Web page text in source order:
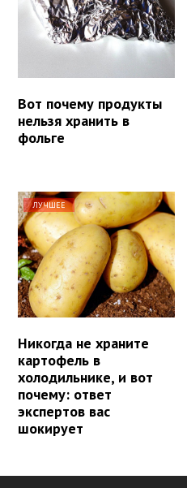
Вот почему продукты
нельзя хранить в
фольге
ЛУЧШЕЕ
Никогда не храните
картофель в
холодильнике, и вот
почему: ответ
экспертов вас
шокирует